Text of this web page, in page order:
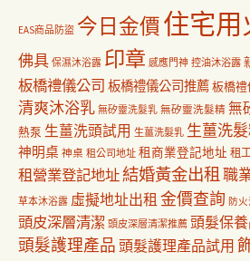
EAS商品防盜 今日金價住宅用
佛具 保濕沐浴露 印章 感應門神 控油沐浴露
板橋禮儀公司 板橋禮儀公司推薦板橋禮
清爽沐浴乳 無矽靈洗髮乳 無矽靈洗髮精 無
熱泵 生薑洗頭試用 生薑洗髮乳 生薑洗
神明桌 神桌 租公司地址 租商業登記地址 租
租營業登記地址結婚黃金出租職
草本沐浴露 虛擬地址出租 金價查詢 防
頭皮深層清潔 頭皮深層清潔推薦 頭髮保
頭髮護理產品 頭髮護理產品試用